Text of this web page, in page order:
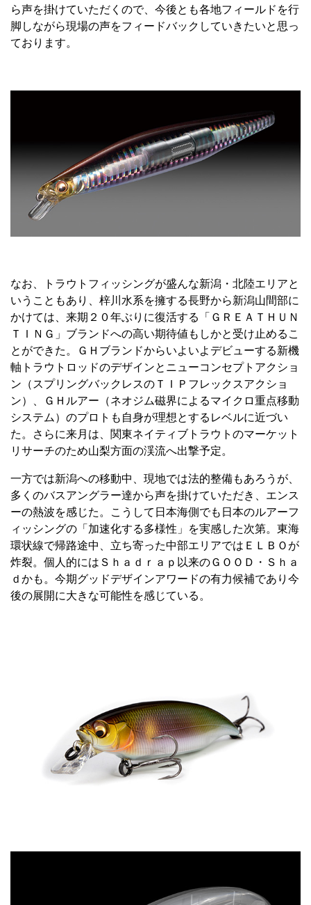
ら声を掛けていただくので、今後とも各地フィールドを行
脚しながら現場の声をフィードバックしていきたいと思っ
ております。
なお、トラウトフィッシングが盛んな新潟・北陸エリアと
いうこともあり、梓川水系を擁する長野から新潟山間部に
かけては、来期２０年ぶりに復活する「ＧＲＥＡＴＨＵＮ
ＴＩＮＧ」ブランドへの高い期待値もしかと受け止めるこ
とができた。ＧＨブランドからいよいよデビューする新機
軸トラウトロッドのデザインとニューコンセプトアクショ
ン（スプリングバックレスのＴＩＰフレックスアクショ
ン）、ＧＨルアー（ネオジム磁界によるマイクロ重点移動
システム）のプロトも自身が理想とするレベルに近づい
た。さらに来月は、関東ネイティブトラウトのマーケット
リサーチのため山梨方面の渓流へ出撃予定。
一方では新潟への移動中、現地では法的整備もあろうが、
多くのバスアングラー達から声を掛けていただき、エンス
ーの熱波を感じた。こうして日本海側でも日本のルアーフ
ィッシングの「加速化する多様性」を実感した次第。東海
環状線で帰路途中、立ち寄った中部エリアではＥＬＢＯが
炸裂。個人的にはＳｈａｄｒａｐ以来のＧＯＯＤ・Ｓｈａ
ｄかも。今期グッドデザインアワードの有力候補であり今
後の展開に大きな可能性を感じている。